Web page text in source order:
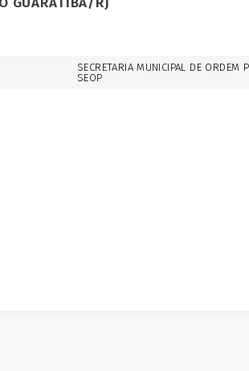
SECRETARIA MUNICIPAL DE ORDEM
SEOP